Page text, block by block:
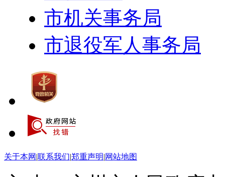
市机关事务局
市退役军人事务局
关于本网 |联系我们|郑重声明|网站地图